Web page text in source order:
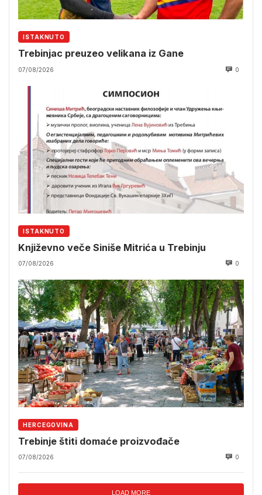
ISTAKNUTO
Trebinjac preuzeo velikana iz Gane
07/08/2026 0
ISTAKNUTO
Književno veče Siniše Mitrića u Trebinju
07/08/2026 0
HERCEGOVINA
Trebinje štiti domaće proizvođače
07/08/2026 0
LOAD MORE